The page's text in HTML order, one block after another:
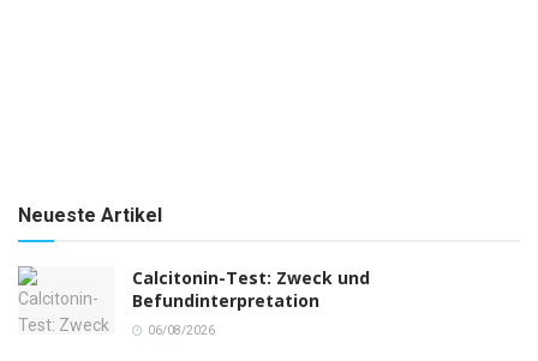
Neueste Artikel
Calcitonin-Test: Zweck und
Befundinterpretation
06/08/2026